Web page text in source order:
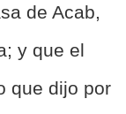
de Acab,
y que el
que dijo por